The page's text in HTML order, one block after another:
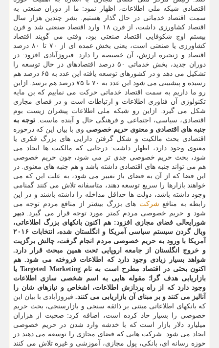
اقتصادی شبكه ملی اطلاعات، اظهار نمود: ما از دوران صنعتی به
سمت اقتصاد خدماتی در حال گذار هستیم. بشر چندین هزار سال
اقتصاد كشاورزی داشت، از قرن ۱۸ وارد اقتصاد صنعتی شد و قرن
بیستم اوج شكوفایی اقتصاد صنعتی بود، وقتی می گویند اقتصاد
كشاورزی یا صنعتی است، یعنی بخش عمده ای از ۷۰ تا ۸۰ درصد
اقتصاد و زنجیره ارزش، آن خصیصه را دارد. فیروزآبادی افزود: در
دوران جدید، بخش خدماتی ۵۰ درصد اقتصادهای در حال توسعه را
تشكیل می دهد و در كشورهای توسعه یافته این عدد به ۶۵ درصد هم
رسیده و پیشبینی می شود این عدد به ۷۰ تا ۷۵ درصد هم برسد. ازاین
رو ما داریم به سمت اقتصاد خدماتی حركت می نماییم كه بن مایه
تكنولوژی آن فناوری اطلاعات و ارتباطات است و در فضای مجازی
شكل می گیرد. ازاین رو شبكه ملی اطلاعات پیشران زیست بوم
اقتصادی، سیاسی، اجتماعی و فرهنگی حال و آینده ماست. توجه به
جنبه های اقتصادی و معنوی حریم خصوصی وی با بیان این كه درحوزه
اقتصادی بحث مالكیت و شكل گرفتن دارایی های بزرگ فكری یا
معنوی وجود دارد، اظهار داشت: درجایی كه مالكیت ها ایجاد می
شود، بحث حریم خصوصی جدی تر می شود، چون حریم خصوصی
هم می تواند جنبه های اقتصادی داشته باشد و هم جنبه های معنوی. در
این فضا كه از آن به فضای باز تعبیر می شود، به علت این كه می
خواهند بازارها را سریع توسعه دهند، متاسفانه تلاش می كنند گمنامی
وجود داشته باشد، دولت ها حداقل مداخله را داشته باشند و در این
رابطه به منافع شركت های بزرگ بیشتر از منافع مردم توجه می
شود و حریم خصوصی مردم كمتر مورد توجه قرار می گیرد. دبیر
شورایعالی فضای مجازی افزود: هم اكنون بانكهای بزرگ اطلاعاتی،
وبال گردن سیستم سیاسی آمریكا و انگلستان شده، انتخابات ۲۰۱۶
آمریكا با ورود به حریم خصوصی مردم انجام گرفت، چالش برگزیت
و خروج انگلستان از جامعه اروپایی تحت همین مبحث قرار دارد.
شواهد بسیار زیادی وجود دارد كه اطلاعات فروخته می شود. هم
اكنون بحثی در اقتصاد مطرح است به نام Targeted Marketing یا
بازاریابی هدف گرا؛ مقوله هایی به اسم شخصی سازی اطلاعات
وجود دارد كه از راه پردازش اطلاعات، اشخاص و نیازهای شان را
آنالیز می كنند و بر مبنای آن بازاریابی می كنند.فیروزآبادی با بیان این
كه بانكهای اطلاعاتی مبتنی بر ذائقه سنجی و بازارسنجی، بحث حریم
خصوصی را بسیار حاد كرده است، اضافه كرد: صحبت از هزاران
میلیارد دلار بازار است كه با خدشه وارد شدن در حریم خصوصی
ایجاد می شود. شركت هایی كه فضای مجازی را توسعه می دهند در
حوزه رسانه ای، بانكی، پول مجازی، آموزشی و غیره تلاش می كنند